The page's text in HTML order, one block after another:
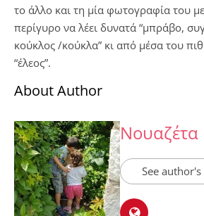
το άλλο και τη μία φωτογραφία του
περίγυρο να λέει δυνατά “μπράβο,
κούκλος /κούκλα” κι από μέσα του
“έλεος”.
About Author
Νουαζέτα
See